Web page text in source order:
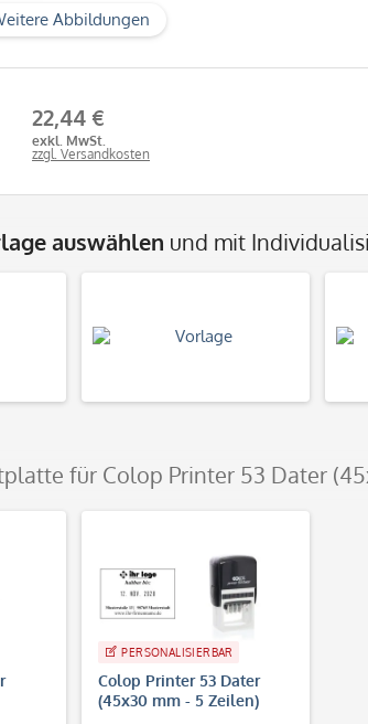
Abbildungen
22,44 €
exkl. MwSt.
zzgl. Versandkosten
auswählen und mit
für Colop Printer 53 Dater
PERSONALISIERBAR
Colop Printer 53 Dater
(45x30 mm - 5 Zeilen)